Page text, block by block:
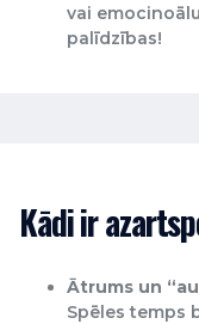
vai
palīdzības!
Kādi ir
Ātrums un
Spēles temps